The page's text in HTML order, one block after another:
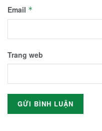
Email *
Trang web